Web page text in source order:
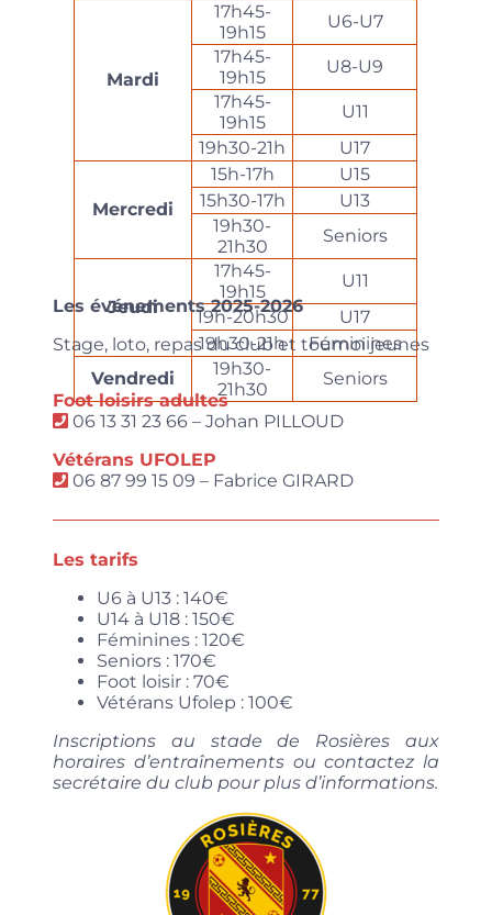
Mardi
17h45-
19h15
U6-U7
17h45-
19h15
U8-U9
17h45-
19h15
U11
19h30-21h
U17
Mercredi
15h-17h
U15
15h30-17h
U13
19h30-
21h30
Seniors
Jeudi
17h45-
19h15
U11
19h-20h30
U17
19h30-21h
Féminines
Vendredi
19h30-
21h30
Seniors
Les événements 2025-2026
Stage, loto, repas du club et tournoi jeunes
Foot loisirs adultes
06 13 31 23 66 – Johan PILLOUD
Vétérans UFOLEP
06 87 99 15 09 – Fabrice GIRARD
Les tarifs
U6 à U13 : 140€
U14 à U18 : 150€
Féminines : 120€
Seniors : 170€
Foot loisir : 70€
Vétérans Ufolep : 100€
Inscriptions au stade de Rosières aux
horaires d’entraînements ou contactez la
secrétaire du club pour plus d’informations.